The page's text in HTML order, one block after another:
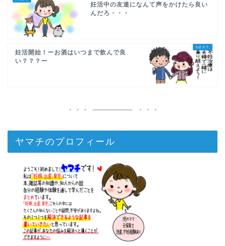
妊活中の友達になんて声をかけたら良い
んだろ・・・
妊活開始！ーお酒はいつまで飲んで良
い？？？ー
ヤマチのプロフィール